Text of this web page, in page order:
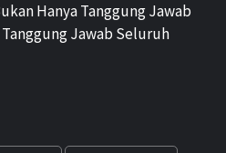
Hanya Tanggung Jawab
Jawab Seluruh